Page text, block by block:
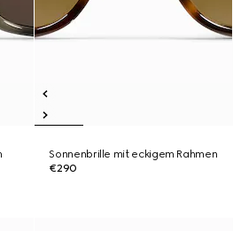
Sonnenbrille mit eckigem Rahmen
€290